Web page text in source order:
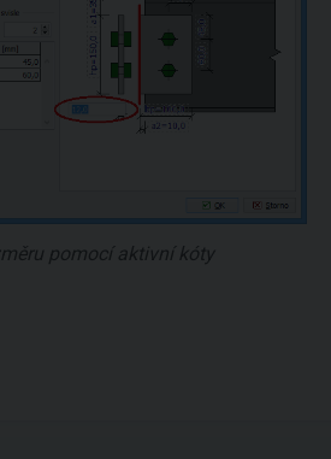
pomocí aktivní kóty